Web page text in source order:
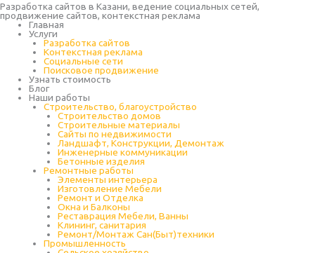
Разработка сайтов в Казани, ведение социальных сетей,
продвижение сайтов, контекстная реклама
Главная
Услуги
Разработка сайтов
Контекстная реклама
Социальные сети
Поисковое продвижение
Узнать стоимость
Блог
Наши работы
Строительство, благоустройство
Строительство домов
Строительные материалы
Сайты по недвижимости
Ландшафт, Конструкции, Демонтаж
Инженерные коммуникации
Бетонные изделия
Ремонтные работы
Элементы интерьера
Изготовление Мебели
Ремонт и Отделка
Окна и Балконы
Реставрация Мебели, Ванны
Клининг, санитария
Ремонт/Монтаж Сан(Быт)техники
Промышленность